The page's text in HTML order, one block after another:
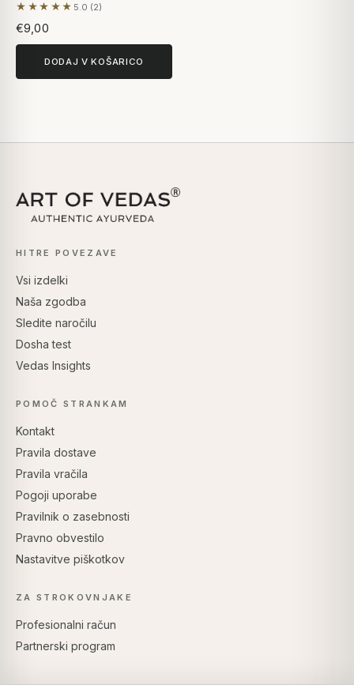
★★★★★ 5.0 (2)
Na podlagi 2 mnenj
€9,00
DODAJ V KOŠARICO
HITRE POVEZAVE
Vsi izdelki
Naša zgodba
Sledite naročilu
Dosha test
Vedas Insights
POMOČ STRANKAM
Kontakt
Pravila dostave
Pravila vračila
Pogoji uporabe
Pravilnik o zasebnosti
Pravno obvestilo
Nastavitve piškotkov
ZA STROKOVNJAKE
Profesionalni račun
Partnerski program